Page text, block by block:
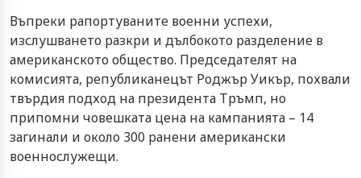
Въпреки рапортуваните военни успехи,
изслушването разкри и дълбокото разделение в
американското общество. Председателят на
комисията, републиканецът Роджър Уикър, похвали
твърдия подход на президента Тръмп, но
припомни човешката цена на кампанията – 14
загинали и около 300 ранени американски
военнослужещи.